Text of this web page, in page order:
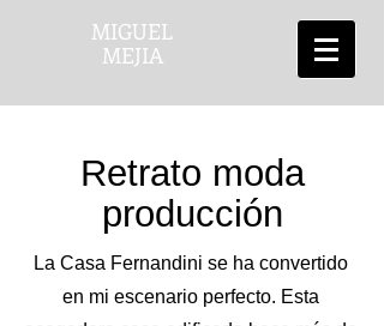
MIGUEL
MEJIA
Retrato moda
producción
La Casa Fernandini se ha convertido
en mi escenario perfecto. Esta